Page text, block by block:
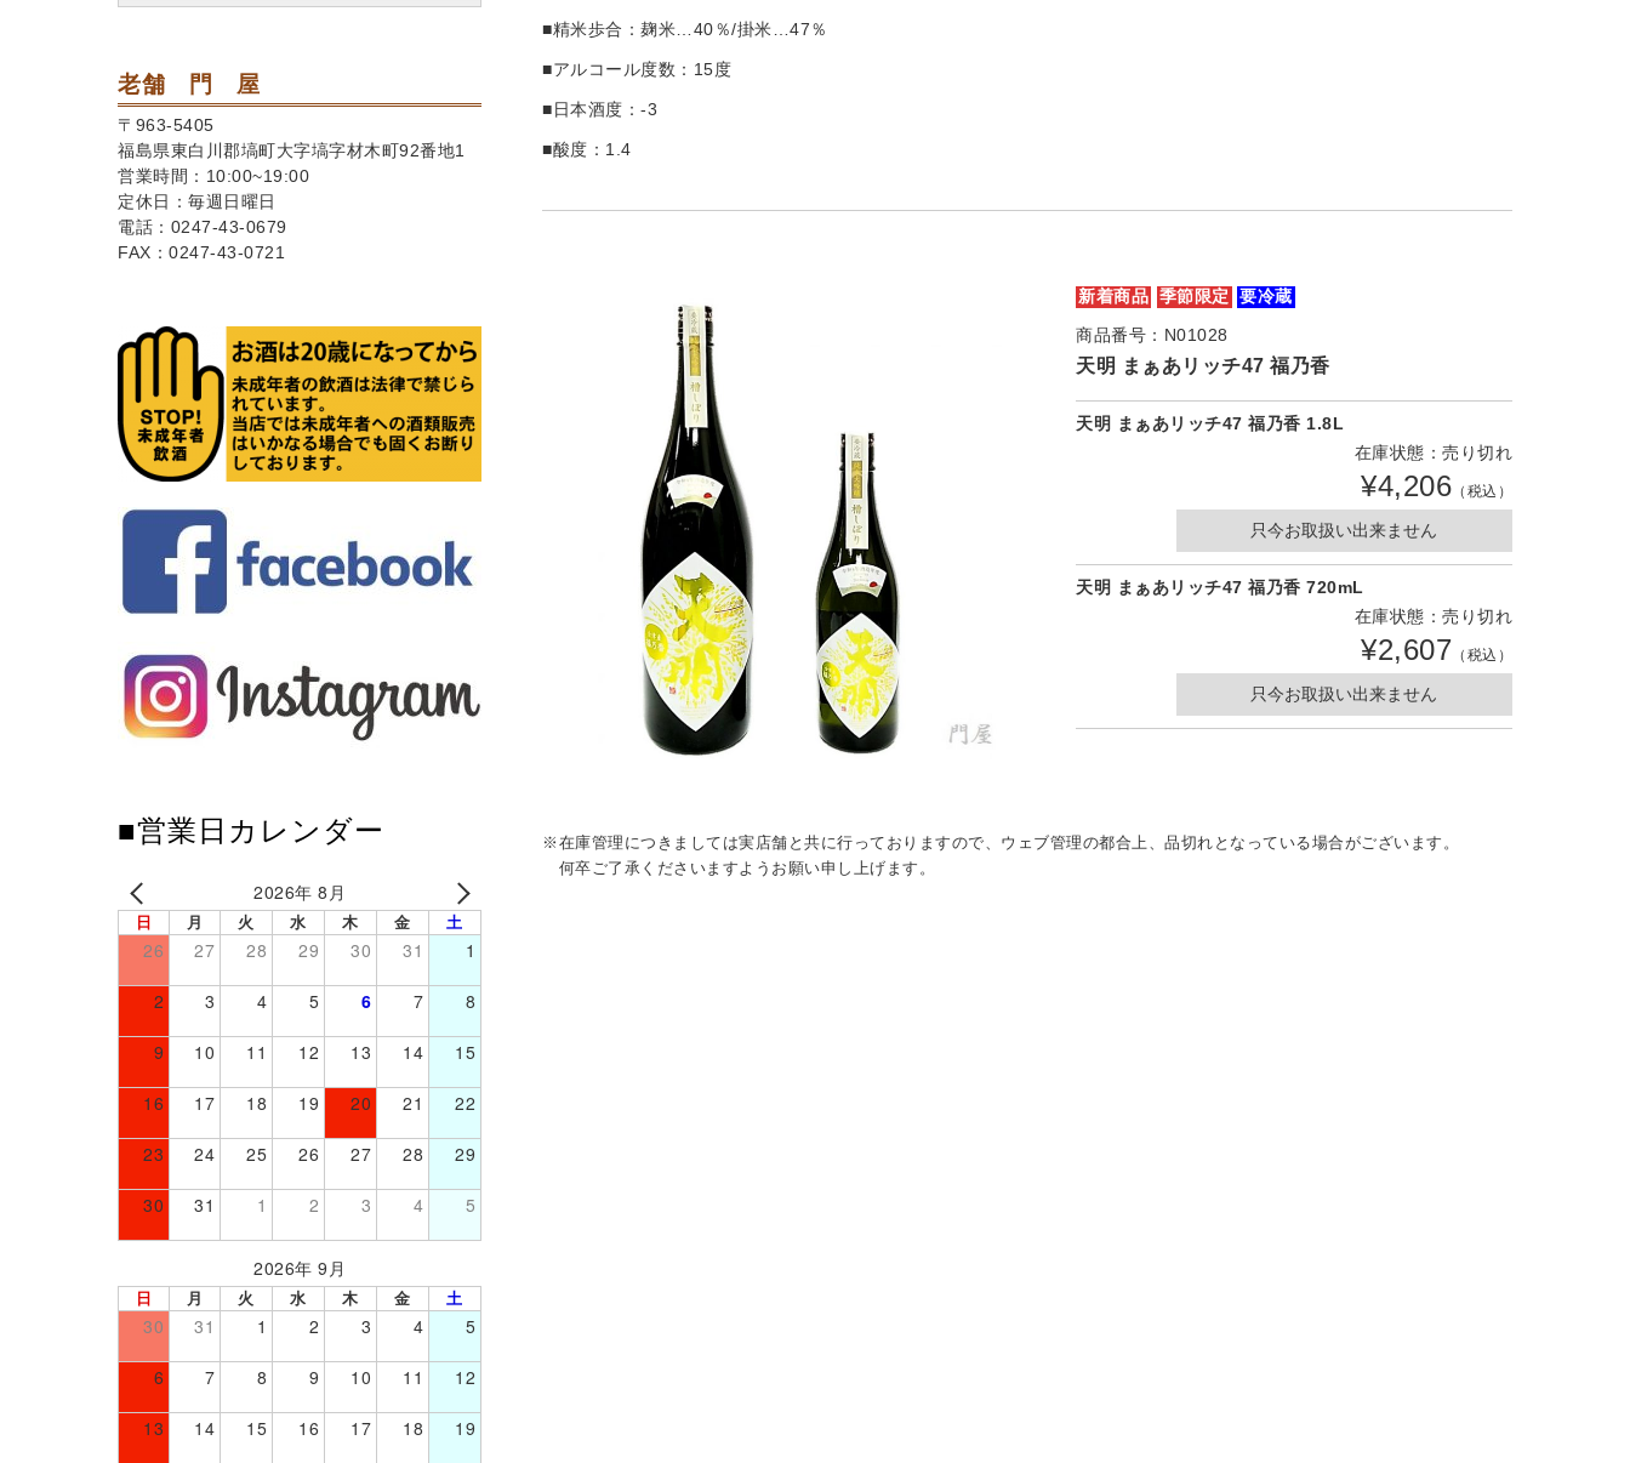
■精米歩合：麹米…40％/掛米…47％
■アルコール度数：15度
■日本酒度：-3
■酸度：1.4
新着商品 季節限定
要冷蔵
商品番号：N01028
天明 まぁあリッチ47 福乃香
天明 まぁあリッチ47 福乃香 1.8L
在庫状態：売り切れ
¥4,206 （税込）
只今お取扱い出来ません
天明 まぁあリッチ47 福乃香 720mL
在庫状態：売り切れ
¥2,607 （税込）
只今お取扱い出来ません
※在庫管理につきましては実店舗と共に行っておりますので、ウェブ管理の都合上、品切れとなっている場合がございます。
何卒ご了承くださいますようお願い申し上げます。
老舗 門 屋
〒963-5405
福島県東白川郡塙町大字塙字材木町92番地1
営業時間：10:00~19:00
定休日：毎週日曜日
電話：0247-43-0679
FAX：0247-43-0721
■営業日カレンダー
2026年 8月
日 月 火 水 木 金 土
26 27 28 29 30 31 1
2 3 4 5 6 7 8
9 10 11 12 13 14 15
16 17 18 19 20 21 22
23 24 25 26 27 28 29
30 31 1 2 3 4 5
2026年 9月
日 月 火 水 木 金 土
30 31 1 2 3 4 5
6 7 8 9 10 11 12
13 14 15 16 17 18 19